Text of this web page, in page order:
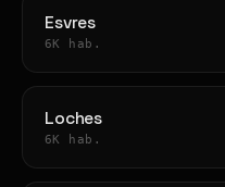
Esvres
6K hab.
Loches
6K hab.